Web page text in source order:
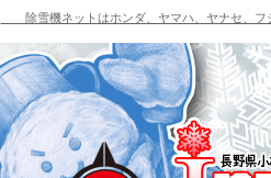
除雪機ネットはホンダ、ヤマハ、ヤナセ、フ